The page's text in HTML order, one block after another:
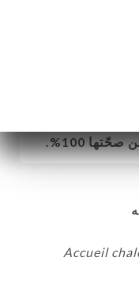
100%.
Accueil